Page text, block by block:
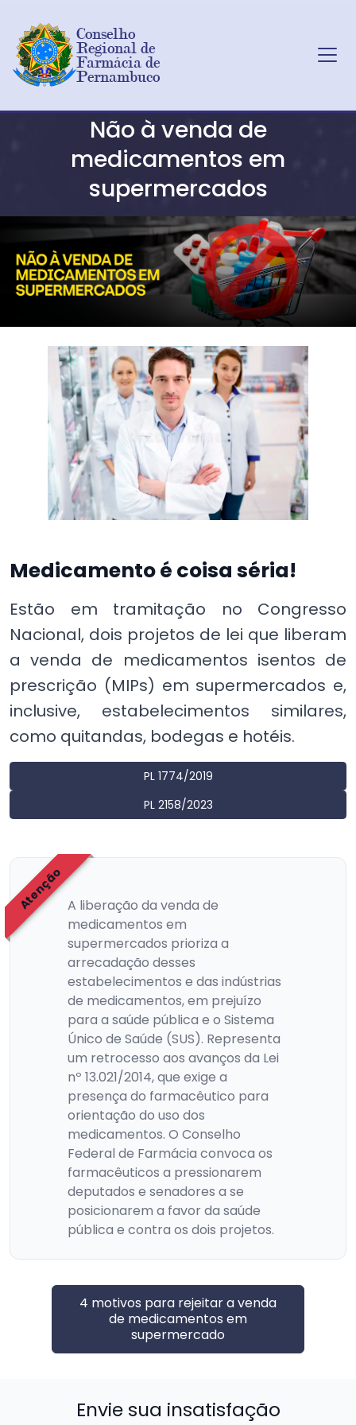
Ir para o conteúdo principal
Conselho
Regional de
Farmácia de
Pernambuco
Não à venda de
medicamentos em
supermercados
Medicamento é coisa séria!
Estão em tramitação no Congresso
Nacional, dois projetos de lei que liberam
a venda de medicamentos isentos de
prescrição (MIPs) em supermercados e,
inclusive, estabelecimentos similares,
como quitandas, bodegas e hotéis.
PL 1774/2019
PL 2158/2023
AtençãoA liberação da venda de
medicamentos em
supermercados prioriza a
arrecadação desses
estabelecimentos e das indústrias
de medicamentos, em prejuízo
para a saúde pública e o Sistema
Único de Saúde (SUS). Representa
um retrocesso aos avanços da Lei
nº 13.021/2014, que exige a
presença do farmacêutico para
orientação do uso dos
medicamentos. O Conselho
Federal de Farmácia convoca os
farmacêuticos a pressionarem
deputados e senadores a se
posicionarem a favor da saúde
pública e contra os dois projetos.
4 motivos para rejeitar a venda
de medicamentos em
supermercado
Envie sua insatisfação